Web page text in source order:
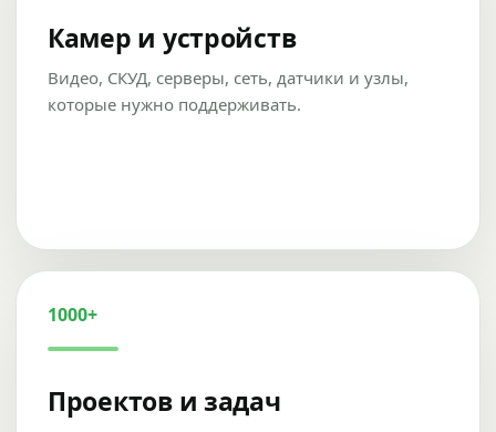
Камер и устройств
Видео, СКУД, серверы, сеть, датчики и узлы,
которые нужно поддерживать.
1000+
Проектов и задач